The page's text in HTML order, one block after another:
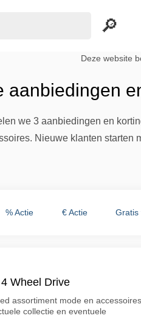
Deze website
aanbiedingen
we 3 aanbiedingen en
Nieuwe klanten starten
% Actie € Actie Gratis
Wheel Drive
assortiment mode en accessoires.
collectie en eventuele